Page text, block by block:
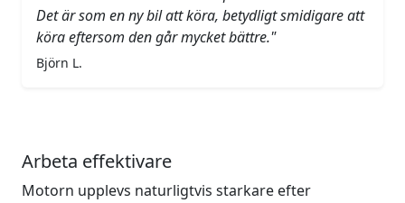
Det är som en ny bil att köra, betydligt smidigare att
köra eftersom den går mycket bättre."
Björn L.
Arbeta effektivare
Motorn upplevs naturligtvis starkare efter